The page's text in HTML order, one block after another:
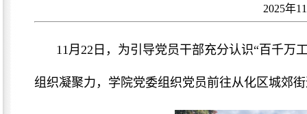
2025年
11月22日，为引导党员干部充分认识“百千万
组织凝聚力，学院党委组织党员前往从化区城郊